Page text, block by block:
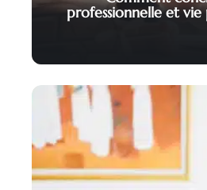
professionnelle et vie